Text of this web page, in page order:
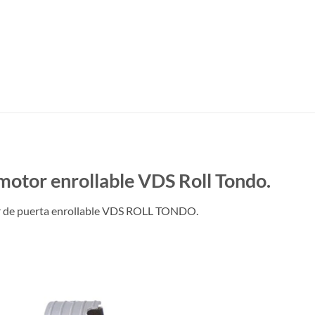
enrollable VDS Roll Tondo.
puerta enrollable VDS ROLL TONDO.